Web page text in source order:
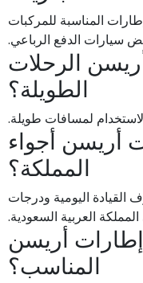
المناسبة للمركبات
سيارات الدفع الرباعي.
الرحلات
الطويلة؟
لمسافات طويلة.
أريسن أجواء
المملكة؟
القيادة اليومية ودرجات
العربية السعودية.
أريسن
المناسب؟